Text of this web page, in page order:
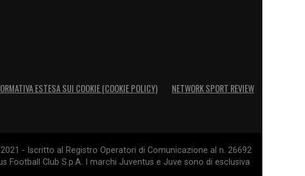
ESTESA SUI COOKIE (COOKIE POLICY) NETWORK SPORT REVIEW
- Iscritto al Registro Operatori di Comunicazione al n. 26692
Football Club S.p.A. I marchi Juventus e Juve sono di esclusiva